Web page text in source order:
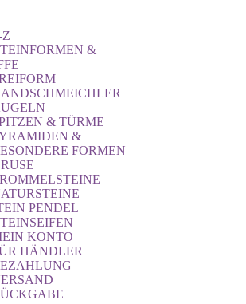
Z
&
& TÜRME
&
FORMEN
PENDEL
KONTO
HÄNDLER